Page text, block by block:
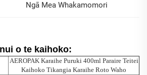
Ngā Mea Whakamomori
o te kaihoko:
AEROPAK Karaihe Puruki 400ml Paraire Teitei
Kaihoko Tikangia Karaihe Roto Waho